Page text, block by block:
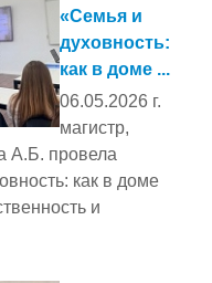
«Семья и
духовность:
как в доме ...
06.05.2026 г.
магистр,
А.Б. провела
как в доме
и